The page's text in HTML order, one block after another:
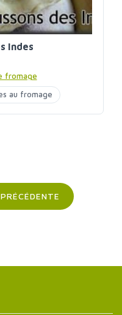
Indes
fromage
au fromage